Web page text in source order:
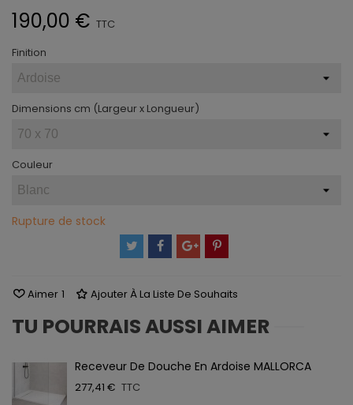
190,00 € TTC
Finition
Dimensions cm (Largeur x Longueur)
Couleur
Rupture de stock
Aimer 1 Ajouter À La Liste De Souhaits
TU POURRAIS AUSSI AIMER
Receveur De Douche En Ardoise MALLORCA
277,41 € TTC